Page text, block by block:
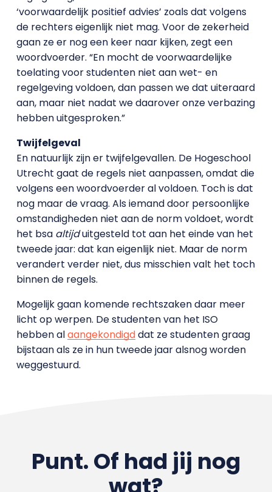
‘voorwaardelijk positief advies’ zoals dat volgens
de rechters eigenlijk niet mag. Voor de zekerheid
gaan ze er nog een keer naar kijken, zegt een
woordvoerder. “En mocht de voorwaardelijke
toelating voor studenten niet aan wet- en
regelgeving voldoen, dan passen we dat uiteraard
aan, maar niet nadat we daarover onze verbazing
hebben uitgesproken.”
Twijfelgeval
En natuurlijk zijn er twijfelgevallen. De Hogeschool
Utrecht gaat de regels niet aanpassen, omdat die
volgens een woordvoerder al voldoen. Toch is dat
nog maar de vraag. Als iemand door persoonlijke
omstandigheden niet aan de norm voldoet, wordt
het bsa altijduitgesteld tot aan het einde van het
tweede jaar: dat kan eigenlijk niet. Maar de norm
verandert verder niet, dus misschien valt het toch
binnen de regels.
Mogelijk gaan komende rechtszaken daar meer
licht op werpen. De studenten van het ISO
hebben alaangekondigddat ze studenten graag
bijstaan als ze in hun tweede jaar alsnog worden
weggestuurd.
Punt. Of had jij nog